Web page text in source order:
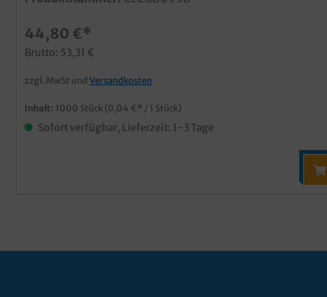
44,80 €*
Brutto: 53,31 €
zzgl. MwSt und Versandkosten
Inhalt: 1000 Stück (0,04 €* / 1 Stück)
Sofort verfügbar, Lieferzeit: 1-3 Tage